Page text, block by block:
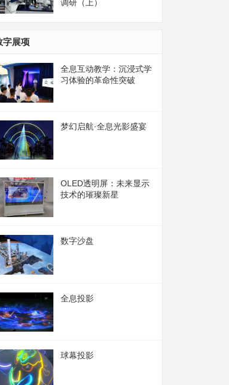
调研（上）
字展项
全息互动教学：沉浸式学
习体验的革命性突破
梦幻启航·全息光影盛宴
OLED透明屏：未来显示
技术的璀璨新星
数字沙盘
全息投影
球幕投影